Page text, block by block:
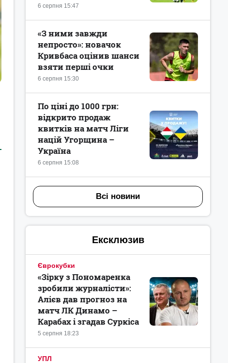
6 серпня 15:47
6 серпня 15:30
«З ними завжди
непросто»: новачок
Кривбаса оцінив шанси
взяти перші очки
6 серпня 15:08
По ціні до 1000 грн:
відкрито продаж
квитків на матч Ліги
націй Угорщина –
Україна
Всі новини
Ексклюзив
Єврокубки
5 серпня 18:23
«Зірку з Пономаренка
зробили журналісти»:
Алієв дав прогноз на
матч ЛК Динамо –
Карабах і згадав Суркіса
УПЛ